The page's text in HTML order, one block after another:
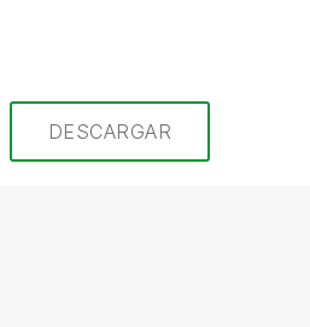
DESCARGAR